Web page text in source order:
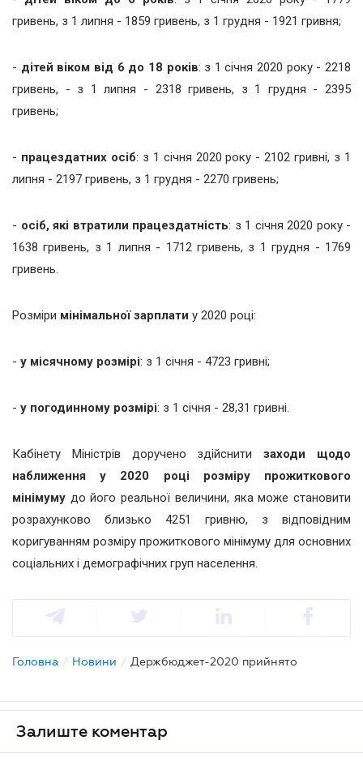
гривень, з 1 липня - 1859 гривень, з 1 грудня - 1921 гривня;
- дітей віком від 6 до 18 років: з 1 січня 2020 року - 2218
гривень, - з 1 липня - 2318 гривень, з 1 грудня - 2395
гривень;
- працездатних осіб: з 1 січня 2020 року - 2102 гривні, з 1
липня - 2197 гривень, з 1 грудня - 2270 гривень;
- осіб, які втратили працездатність: з 1 січня 2020 року -
1638 гривень, з 1 липня - 1712 гривень, з 1 грудня - 1769
гривень.
Розміри мінімальної зарплати у 2020 році:
- у місячному розмірі: з 1 січня - 4723 гривні;
- у погодинному розмірі: з 1 січня - 28,31 гривні.
Кабінету Міністрів доручено здійснитизаходи щодо
наближення у 2020 році розміру прожиткового
мінімуму до його реальної величини, яка може становити
розрахунково близько 4251 гривню, з відповідним
коригуванням розміру прожиткового мінімуму для основних
соціальних і демографічних груп населення.
Головна / Новини / Держбюджет-2020 прийнято
Залиште коментар